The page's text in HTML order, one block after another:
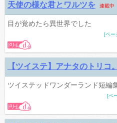
天使の様な君とワルツを 連載中
目が覚めたら異世界でした
[ペー
【ツイステ】アナタのトリコ
ツイステッドワンダーランド短編
[ペ